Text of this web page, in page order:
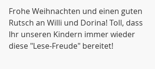
Frohe Weihnachten und einen guten
Rutsch an Willi und Dorina! Toll, dass
Ihr unseren Kindern immer wieder
diese "Lese-Freude" bereitet!